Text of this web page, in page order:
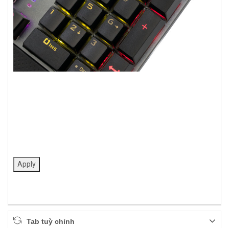
Apply
Tab tuỳ chỉnh